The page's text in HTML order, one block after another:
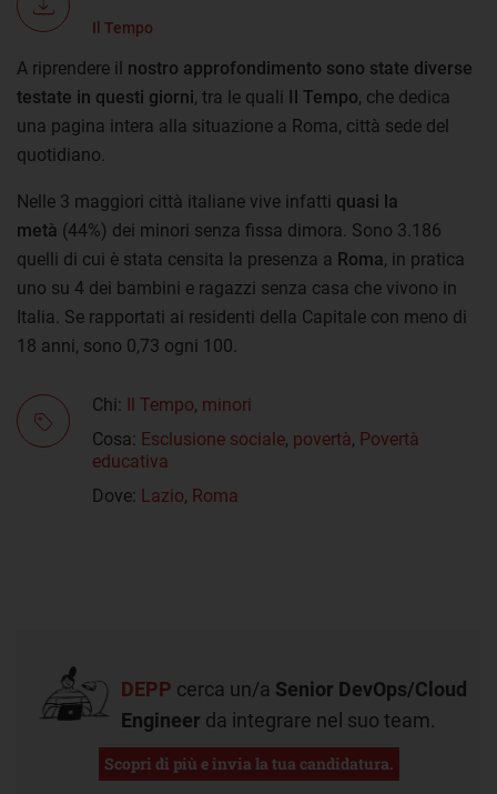
Il Tempo
A riprendere il nostro approfondimento sono state diverse
testate in questi giorni, tra le quali Il Tempo, che dedica
una pagina intera alla situazione a Roma, città sede del
quotidiano.
Nelle 3 maggiori città italiane vive infatti quasi la
metà (44%) dei minori senza fissa dimora. Sono 3.186
quelli di cui è stata censita la presenza a Roma, in pratica
uno su 4 dei bambini e ragazzi senza casa che vivono in
Italia. Se rapportati ai residenti della Capitale con meno di
18 anni, sono 0,73 ogni 100.
Chi: Il Tempo, minori
Cosa: Esclusione sociale, povertà, Povertà
educativa
Dove: Lazio, Roma
DEPP cerca un/a Senior DevOps/Cloud
Engineer da integrare nel suo team.
Scopri di più e invia la tua candidatura.